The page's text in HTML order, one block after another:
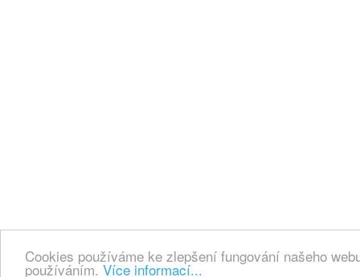
Cookies používáme ke zlepšení fungování našeho
používáním. Více informací...